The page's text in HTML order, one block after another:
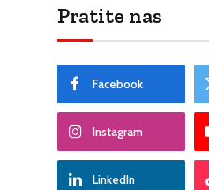
Pratite nas
Facebook
Instagram
LinkedIn